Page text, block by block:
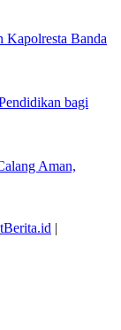
Kapolresta Banda
bagi
Aman,
|